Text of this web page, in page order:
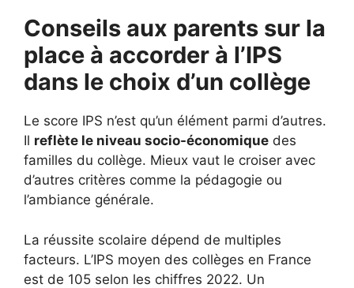
Conseils aux parents sur la
place à accorder à l’IPS
dans le choix d’un collège
Le score IPS n’est qu’un élément parmi d’autres.
Il reflète le niveau socio-économique des
familles du collège. Mieux vaut le croiser avec
d’autres critères comme la pédagogie ou
l’ambiance générale.
La réussite scolaire dépend de multiples
facteurs. L’IPS moyen des collèges en France
est de 105 selon les chiffres 2022. Un